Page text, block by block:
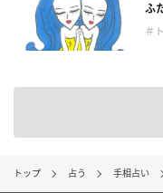
ふ
＃
トップ 占う 手相占い